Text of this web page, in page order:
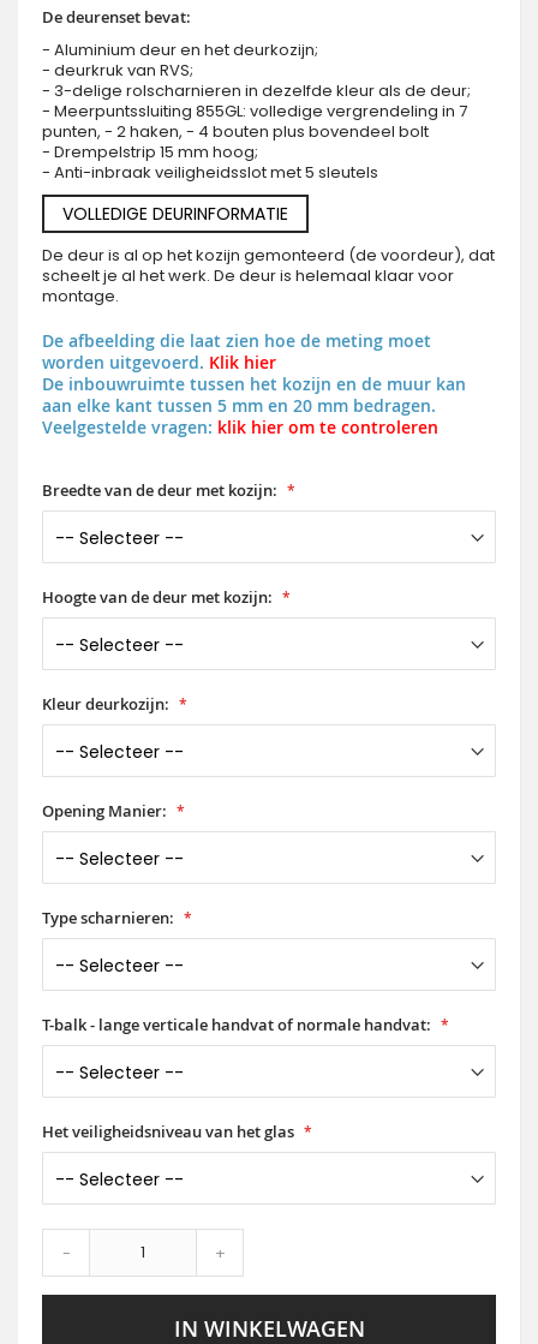
De deurenset bevat:
- Aluminium deur en het deurkozijn;
- deurkruk van RVS;
- 3-delige rolscharnieren in dezelfde kleur als de deur;
- Meerpuntssluiting 855GL: volledige vergrendeling in 7
punten, - 2 haken, - 4 bouten plus bovendeel bolt
- Drempelstrip 15 mm hoog;
- Anti-inbraak veiligheidsslot met 5 sleutels
VOLLEDIGE DEURINFORMATIE
De deur is al op het kozijn gemonteerd (de voordeur), dat
scheelt je al het werk. De deur is helemaal klaar voor
montage.
De afbeelding die laat zien hoe de meting moet
worden uitgevoerd. Klik hier
De inbouwruimte tussen het kozijn en de muur kan
aan elke kant tussen 5 mm en 20 mm bedragen.
Veelgestelde vragen: klik hier om te controleren
Breedte van de deur met kozijn:
Hoogte van de deur met kozijn:
Kleur deurkozijn:
Opening Manier:
Type scharnieren:
T-balk - lange verticale handvat of normale handvat:
Het veiligheidsniveau van het glas
- +
IN WINKELWAGEN